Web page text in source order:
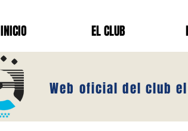
INICIO EL CLUB
Web oficial del club